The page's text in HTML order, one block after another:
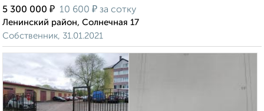
5 300 000 ₽ 10 600 ₽ за сотку
Ленинский район, Солнечная 17
Собственник, 31.01.2021